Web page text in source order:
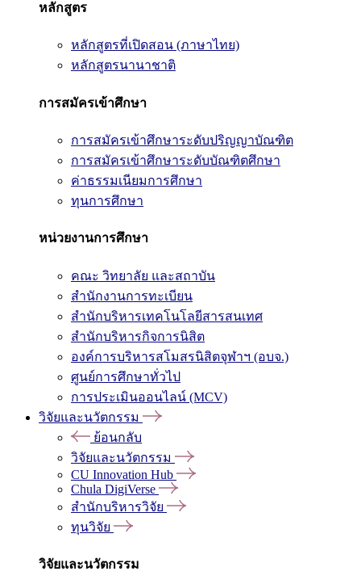
หลักสูตร
หลักสูตรที่เปิดสอน (ภาษาไทย)
หลักสูตรนานาชาติ
การสมัครเข้าศึกษา
การสมัครเข้าศึกษาระดับปริญญาบัณฑิต
การสมัครเข้าศึกษาระดับบัณฑิตศึกษา
ค่าธรรมเนียมการศึกษา
ทุนการศึกษา
หน่วยงานการศึกษา
คณะ วิทยาลัย และสถาบัน
สำนักงานการทะเบียน
สำนักบริหารเทคโนโลยีสารสนเทศ
สำนักบริหารกิจการนิสิต
องค์การบริหารสโมสรนิสิตจุฬาฯ (อบจ.)
ศูนย์การศึกษาทั่วไป
การประเมินออนไลน์ (MCV)
วิจัยและนวัตกรรม
ย้อนกลับ
วิจัยและนวัตกรรม
CU Innovation Hub
Chula DigiVerse
สำนักบริหารวิจัย
ทุนวิจัย
วิจัยและนวัตกรรม